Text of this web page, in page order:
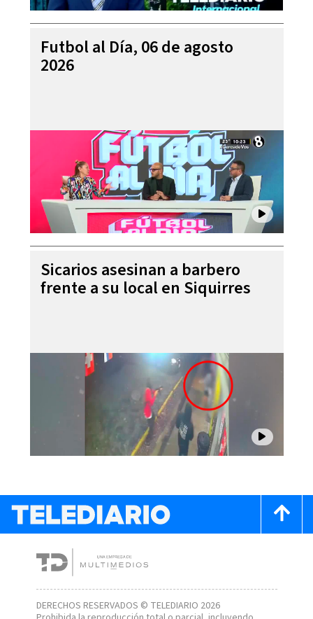
Futbol al Día, 06 de agosto
2026
Sicarios asesinan a barbero
frente a su local en Siquirres
DERECHOS RESERVADOS © TELEDIARIO 2026